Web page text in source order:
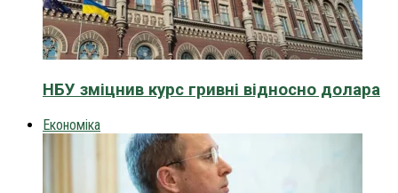
НБУ зміцнив курс гривні відносно долара
Економіка